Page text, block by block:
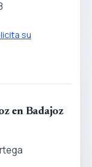
su
en Badajoz